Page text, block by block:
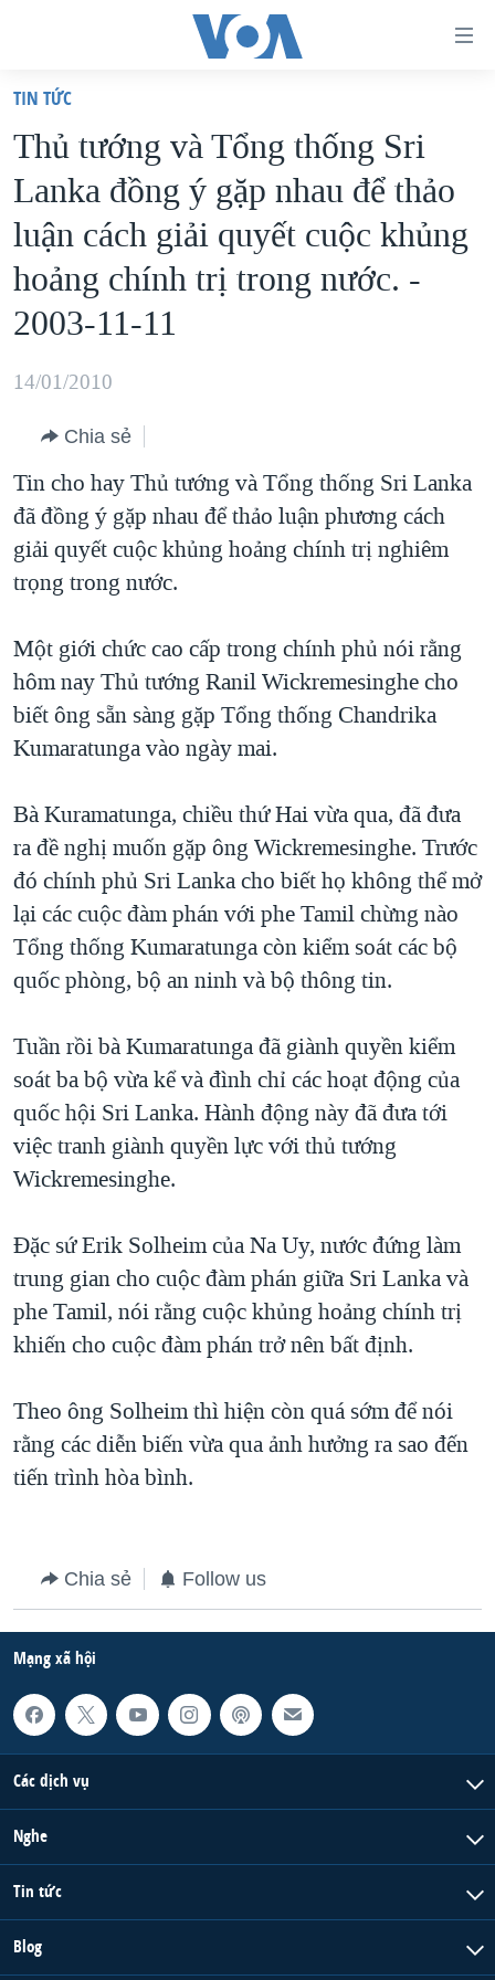
truy
cập
Tới
nội
dung
chính
Tới
hướng
chính
tới
"Tìm"
VIỆT NAM
HOA KỲ
BIỂN ĐÔNG
THẾ GIỚI
BLOG
MỤC
TỰ DO BÁO CHÍ
VẠCH TRẦN TIN GIẢ
NGƯỜI VIỆT HẢI NGOẠI
ĐỜI SỐNG
KINH TẾ
KHOA HỌC
SỨC KHOẺ
VĂN HOÁ
THỂ THAO
CHUYÊN ĐỀ
CHIẾN TRANH THƯƠNG MẠI CỦA MỸ: QUÁ KHỨ VÀ HIỆN
HÀNH TRÌNH BẦU CỬ 2024
MỘT NĂM CHIẾN TRANH TẠI DẢI GAZA
NGÀY TỊ NẠN THẾ GIỚI
TRỊNH VĨNH BÌNH - NGƯỜI HẠ 'BÊN THẮNG CUỘC'
GROUND ZERO – XƯA VÀ NAY
CÁC GIÁ TRỊ CỘNG HÒA Ở VIỆT NAM
THƯỢNG ĐỈNH TRUMP-KIM TẠI VIỆT NAM
TRỊNH VĨNH BÌNH VS. CHÍNH PHỦ VIỆT NAM
NGƯ DÂN VIỆT VÀ LÀN SÓNG TRỘM HẢI SÂM
BÊN KIA QUỐC LỘ: TIẾNG VỌNG TỪ NÔNG THÔN MỸ
HỌC TIẾNG ANH
VIDEO
NGHE
Ngôn ngữ khác
TIN TỨC
Thủ tướng và Tổng thống Sri
Lanka đồng ý gặp nhau để thảo
luận cách giải quyết cuộc khủng
hoảng chính trị trong nước. -
2003-11-11
14/01/2010
Chia sẻ
Tin cho hay Thủ tướng và Tổng thống Sri Lanka
đã đồng ý gặp nhau để thảo luận phương cách
giải quyết cuộc khủng hoảng chính trị nghiêm
trọng trong nước.
Một giới chức cao cấp trong chính phủ nói rằng
hôm nay Thủ tướng Ranil Wickremesinghe cho
biết ông sẵn sàng gặp Tổng thống Chandrika
Kumaratunga vào ngày mai.
Bà Kuramatunga, chiều thứ Hai vừa qua, đã đưa
ra đề nghị muốn gặp ông Wickremesinghe. Trước
đó chính phủ Sri Lanka cho biết họ không thể mở
lại các cuộc đàm phán với phe Tamil chừng nào
Tổng thống Kumaratunga còn kiểm soát các bộ
quốc phòng, bộ an ninh và bộ thông tin.
Tuần rồi bà Kumaratunga đã giành quyền kiểm
soát ba bộ vừa kể và đình chỉ các hoạt động của
quốc hội Sri Lanka. Hành động này đã đưa tới
việc tranh giành quyền lực với thủ tướng
Wickremesinghe.
Đặc sứ Erik Solheim của Na Uy, nước đứng làm
trung gian cho cuộc đàm phán giữa Sri Lanka và
phe Tamil, nói rằng cuộc khủng hoảng chính trị
khiến cho cuộc đàm phán trở nên bất định.
Theo ông Solheim thì hiện còn quá sớm để nói
rằng các diễn biến vừa qua ảnh hưởng ra sao đến
tiến trình hòa bình.
Chia sẻ Follow us
Mạng xã hội
Các dịch vụ
Nghe
Tin tức
Blog